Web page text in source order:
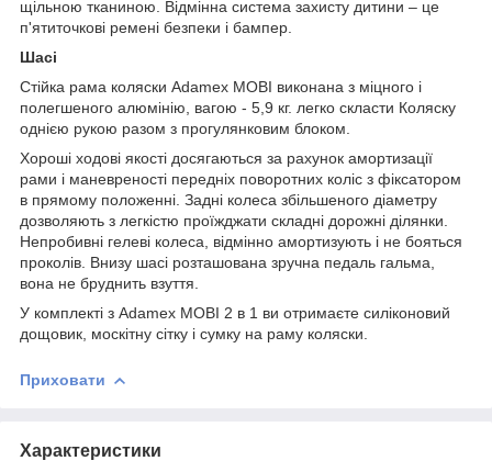
щільною тканиною. Відмінна система захисту дитини – це
п'ятиточкові ремені безпеки і бампер.
Шасі
Стійка рама коляски Adamex MOBI виконана з міцного і
полегшеного алюмінію, вагою - 5,9 кг. легко скласти Коляску
однією рукою разом з прогулянковим блоком.
Хороші ходові якості досягаються за рахунок амортизації
рами і маневреності передніх поворотних коліс з фіксатором
в прямому положенні. Задні колеса збільшеного діаметру
дозволяють з легкістю проїжджати складні дорожні ділянки.
Непробивні гелеві колеса, відмінно амортизують і не бояться
проколів. Внизу шасі розташована зручна педаль гальма,
вона не бруднить взуття.
У комплекті з Adamex MOBI 2 в 1 ви отримаєте силіконовий
дощовик, москітну сітку і сумку на раму коляски.
Приховати
Характеристики